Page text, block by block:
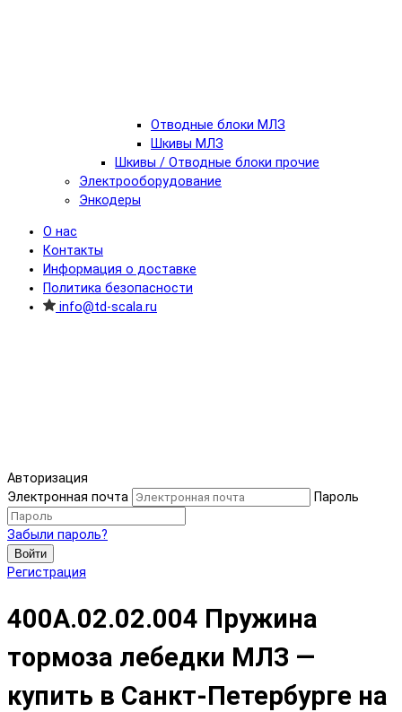
Отводные блоки МЛЗ
Шкивы МЛЗ
Шкивы / Отводные блоки прочие
Электрооборудование
Энкодеры
О нас
Контакты
Информация о доставке
Политика безопасности
info@td-scala.ru
Авторизация
Электронная почта
Пароль
Забыли пароль?
Войти
Регистрация
400А.02.02.004 Пружина
тормоза лебедки МЛЗ —
купить в Санкт-Петербурге на